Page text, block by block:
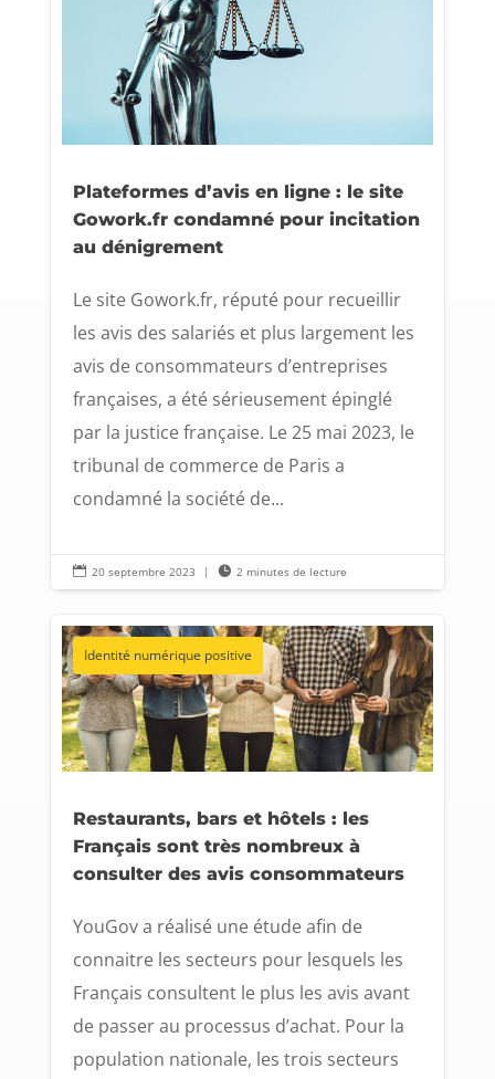
Plateformes d’avis en ligne : le site
Gowork.fr condamné pour incitation
au dénigrement
Le site Gowork.fr, réputé pour recueillir
les avis des salariés et plus largement les
avis de consommateurs d’entreprises
françaises, a été sérieusement épinglé
par la justice française. Le 25 mai 2023, le
tribunal de commerce de Paris a
condamné la société de...
 20 septembre 2023 |  2 minutes de lecture
Identité numérique positive
Restaurants, bars et hôtels : les
Français sont très nombreux à
consulter des avis consommateurs
YouGov a réalisé une étude afin de
connaitre les secteurs pour lesquels les
Français consultent le plus les avis avant
de passer au processus d’achat. Pour la
population nationale, les trois secteurs